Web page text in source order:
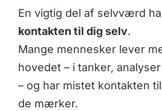
En vigtig del af selvværd
kontakten til dig selv.
Mange mennesker lever
hovedet – i tanker,
– og har mistet kontakten
de mærker.